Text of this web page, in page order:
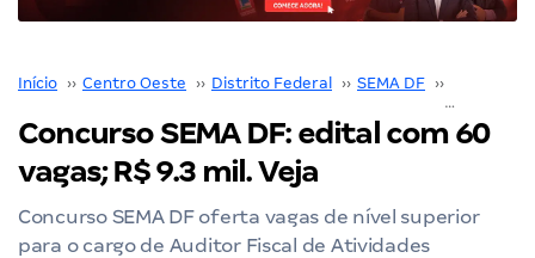
Início ›› Centro Oeste ›› Distrito Federal ›› SEMA DF ››
Concurso SEMA DF: edital com 60
vagas; R$ 9.3 mil. Veja
Concurso SEMA DF oferta vagas de nível superior
para o cargo de Auditor Fiscal de Atividades